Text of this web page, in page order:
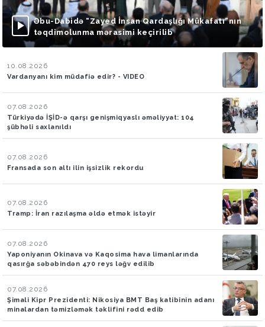
Əbu-Dabidə “Zayed İnsan Qardaşlığı Mükafatı”nın
təqdimolunma mərasimi keçirilib
10.08.2026
Vardanyanı kim müdafiə edir? - VIDEO
07.08.2026
Türkiyədə İŞİD-ə qarşı genişmiqyaslı əməliyyat: 104
şübhəli saxlanıldı
07.08.2026
Fransada son altı ilin işsizlik rekordu
07.08.2026
Tramp: İran razılaşma əldə etmək istəyir
07.08.2026
Yaponiyanın Okinava və Kaqosima hava limanlarında
qasırğa səbəbindən 470 reys ləğv edilib
07.08.2026
Şimali Kipr Prezidenti: Nikosiya BMT Baş katibinin adanı
minalardan təmizləmək təklifini rədd edib